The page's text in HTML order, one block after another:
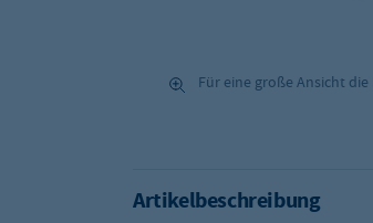
Für eine große Ansicht
Artikelbeschreibung